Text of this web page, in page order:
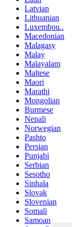
Latvian
Lithuanian
Luxembou..
Macedonian
Malagasy
Malay
Malayalam
Maltese
Maori
Marathi
Mongolian
Burmese
Nepali
Norwegian
Pashto
Persian
Punjabi
Serbian
Sesotho
Sinhala
Slovak
Slovenian
Somali
Samoan